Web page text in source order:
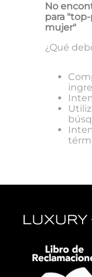
No
para "top-
mujer"
¿Qué